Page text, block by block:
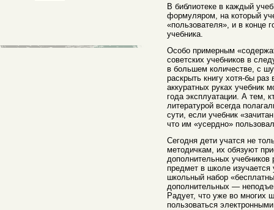
В библиотеке в каждый
формуляром, на который
«пользователя», и в конце
учебника.
Особо примерным
советских учебников в
в большем количестве, с
раскрыть книгу хотя-бы раз
аккуратных руках учебник
года эксплуатации. А тем,
литературой всегда
сути, если учебник
что им «усердно»
Сегодня дети учатся не
методичкам, их обязуют
дополнительных учебников
предмет в школе
школьный набор
дополнительных —
Радует, что уже во многих
пользоваться